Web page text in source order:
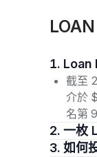
1.
截至
介於
名第
2. 一
3. 如